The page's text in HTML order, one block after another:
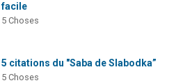
facile
5 Choses
5 citations du "Saba de Slabodka”
5 Choses